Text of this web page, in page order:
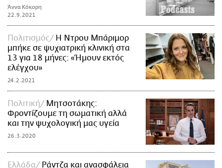
Άννα Κόκορη
22.9.2021
Πολιτισμός
Η Ντρου Μπάριμορ
μπήκε σε ψυχιατρική κλινική στα
13 για 18 μήνες: «Ήμουν εκτός
ελέγχου»
24.2.2021
Πολιτική
Μητσοτάκης:
Φροντίζουμε τη σωματική αλλά
και την ψυχολογική μας υγεία
26.3.2020
Ελλάδα Ράντζα και ανασφάλεια